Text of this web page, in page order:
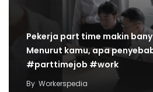
Pekerja part time makin
Menurut kamu, apa
#parttimejob #work
By Workerspedia